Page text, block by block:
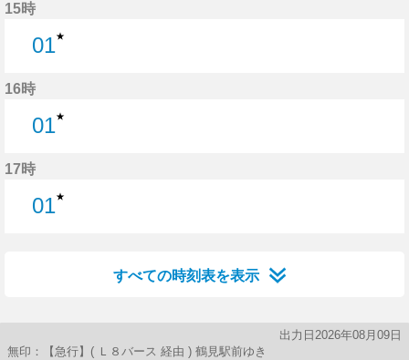
15時
01★
16時
01★
17時
01★
すべての時刻表を表示
出力日2026年08月09日
無印：【急行】( Ｌ８バース 経由 ) 鶴見駅前ゆき